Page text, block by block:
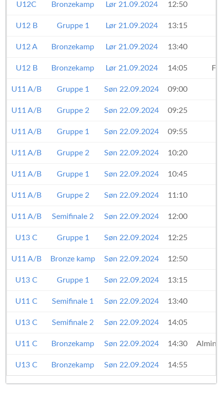
U12C Bronzekamp Lør 21.09.2024 12:50
U12 B Gruppe 1 Lør 21.09.2024 13:15
U12 A Bronzekamp Lør 21.09.2024 13:40
U12 B Bronzekamp Lør 21.09.2024 14:05
U11 A/B Gruppe 1 Søn 22.09.2024 09:00
U11 A/B Gruppe 2 Søn 22.09.2024 09:25
U11 A/B Gruppe 1 Søn 22.09.2024 09:55
U11 A/B Gruppe 2 Søn 22.09.2024 10:20
U11 A/B Gruppe 1 Søn 22.09.2024 10:45
U11 A/B Gruppe 2 Søn 22.09.2024 11:10
U11 A/B Semifinale 2 Søn 22.09.2024 12:00
U13 C Gruppe 1 Søn 22.09.2024 12:25
U11 A/B Bronze kamp Søn 22.09.2024 12:50
U13 C Gruppe 1 Søn 22.09.2024 13:15
U11 C Semifinale 1 Søn 22.09.2024 13:40
U13 C Semifinale 2 Søn 22.09.2024 14:05
U11 C Bronzekamp Søn 22.09.2024 14:30
U13 C Bronzekamp Søn 22.09.2024 14:55